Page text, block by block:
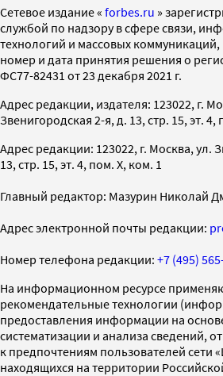
Cетевое издание « forbes.ru »
службой по надзору в сфере связи,
технологий и массовых
номер и дата принятия решения о
ФС77-82431 от 23 декабря 2021 г.
Адрес редакции, издателя: 123022, г.
Звенигородская 2-я, д. 13, стр. 15, эт. 4,
Адрес редакции: 123022, г. Москва, ул.
13, стр. 15, эт. 4, пом. X, ком. 1
Главный редактор: Мазурин Николай
Адрес электронной почты редакции:
Номер телефона редакции: +7 (495)
На информационном ресурсе
рекомендательные технологии
предоставления информации на
систематизации и анализа сведений,
к предпочтениям пользователей сети
находящихся на территории